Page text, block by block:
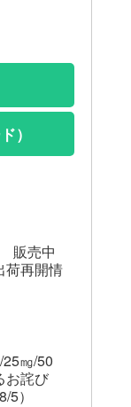
）
販売中
荷再開情
㎎/50
お詫び
5）